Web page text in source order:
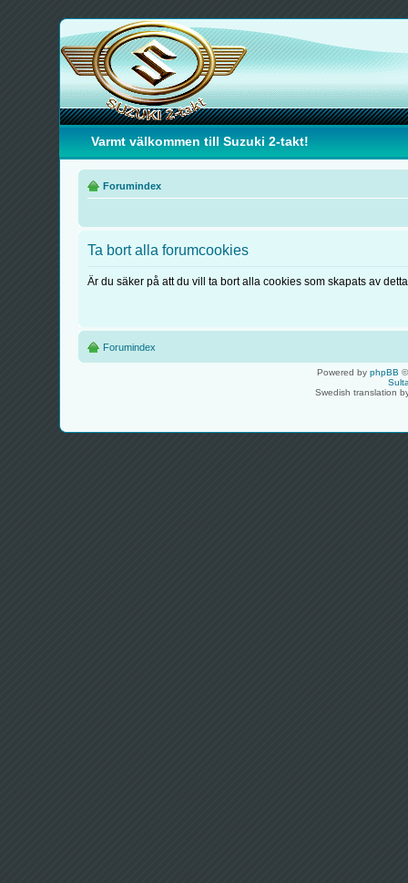
Varmt välkommen till Suzuki 2-takt!
Forumindex
Ta bort alla forumcookies
Är du säker på att du vill ta bort alla cookies som skapats av
Forumindex
Powered by phpBB
Swedish translation